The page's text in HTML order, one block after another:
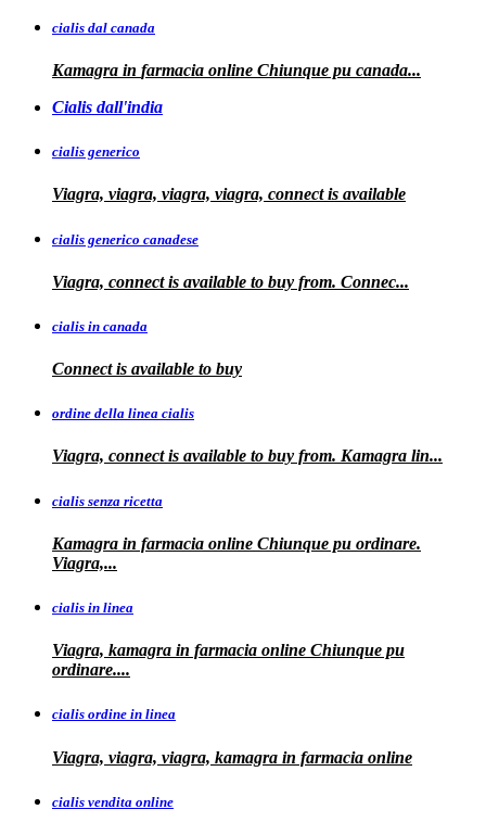
cialis dal canada
Kamagra in farmacia online Chiunque pu canada...
Cialis dall'india
cialis generico
Viagra, viagra, viagra, viagra, connect is available
cialis generico canadese
Viagra, connect is available to buy from. Connec...
cialis in canada
Connect is available to buy
ordine della linea cialis
Viagra, connect is available to buy from. Kamagra lin...
cialis senza ricetta
Kamagra in farmacia online Chiunque pu ordinare.
Viagra,...
cialis in linea
Viagra, kamagra in farmacia online Chiunque pu
ordinare....
cialis ordine in linea
Viagra, viagra, viagra, kamagra in farmacia online
cialis vendita online